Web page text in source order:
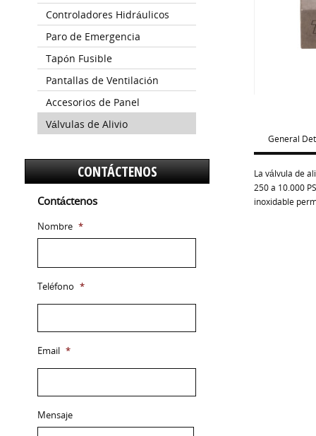
General
La válvula de
250 a 10.000
inoxidable
Controladores Hidráulicos
Paro de Emergencia
Tapón Fusible
Pantallas de Ventilación
Accesorios de Panel
Válvulas de Alivio
CONTÁCTENOS
Contáctenos
Nombre *
Teléfono *
Email *
Mensaje